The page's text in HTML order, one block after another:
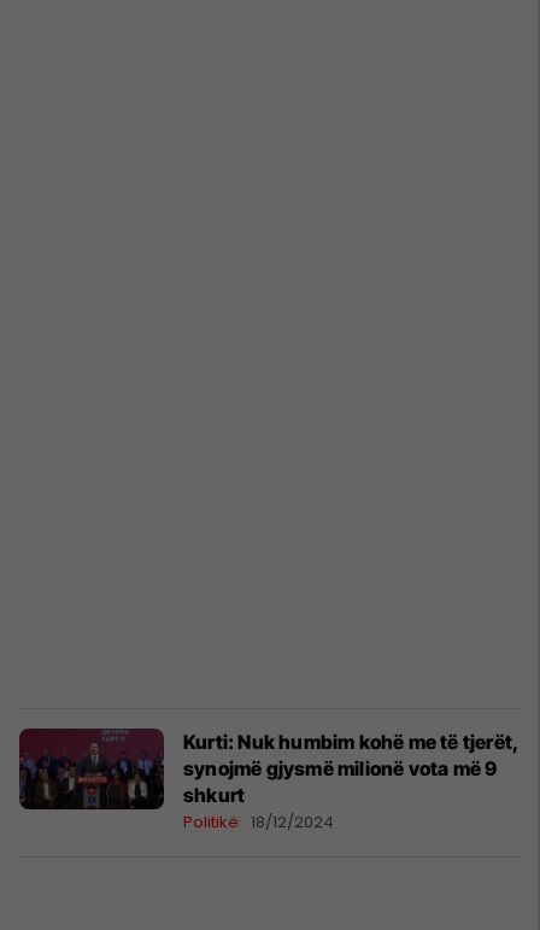
Kurti: Nuk humbim kohë me të tjerët,
synojmë gjysmë milionë vota më 9
shkurt
Politikë 18/12/2024